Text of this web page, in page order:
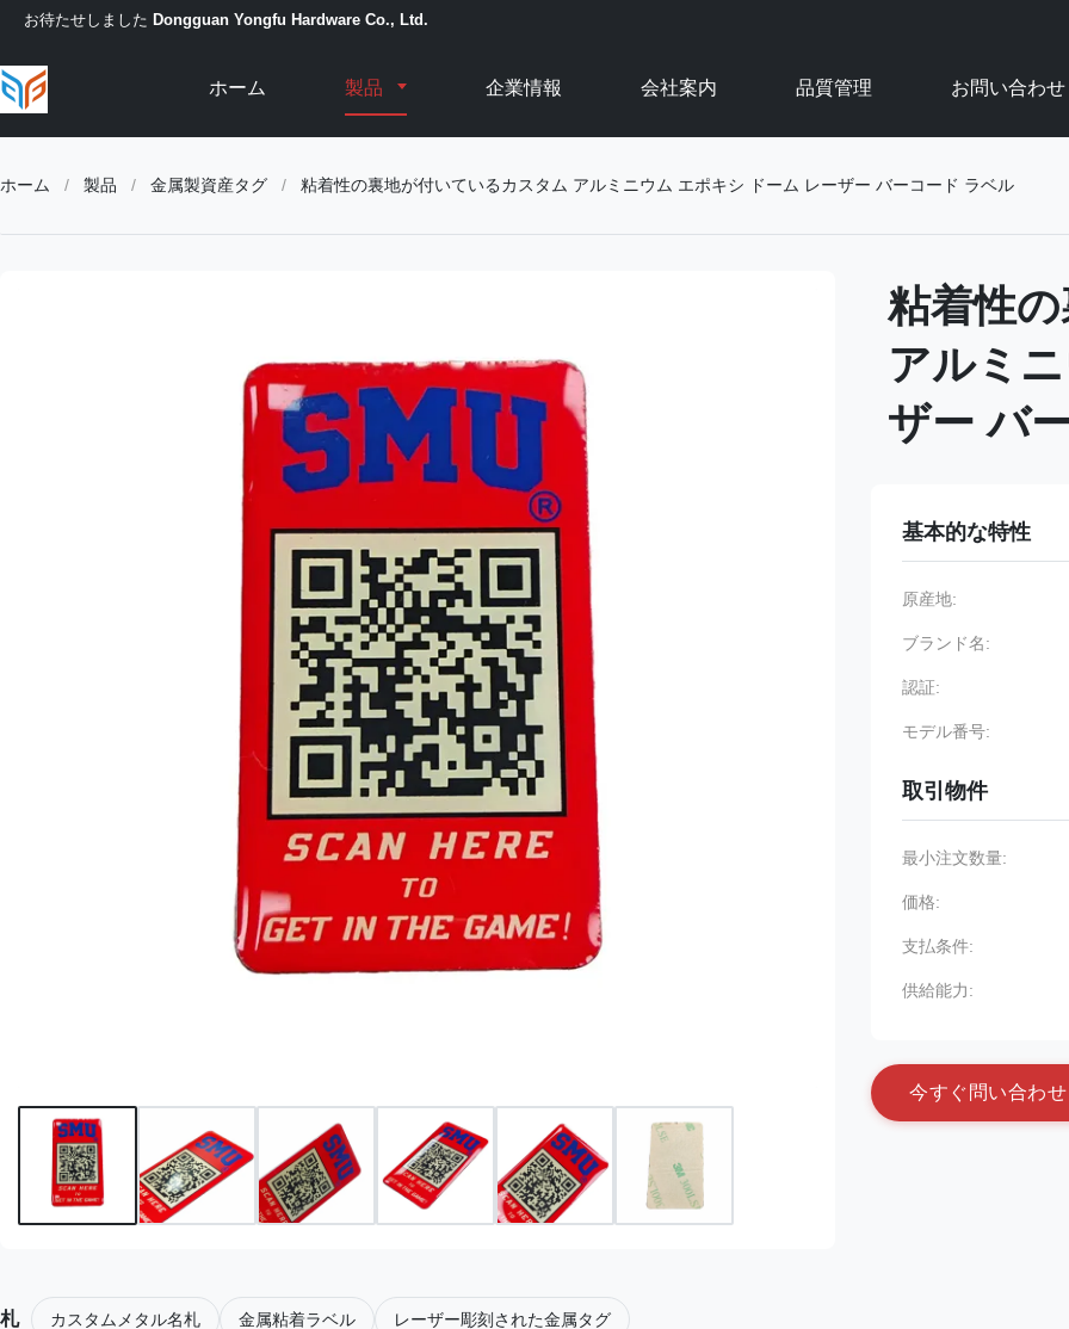
お待たせしました Dongguan Yongfu Hardware Co., Ltd.
ホーム 製品 企業情報 会社案内 品質管理 お問い合わせ
ホーム / 製品 / 金属製資産タグ / 粘着性の裏地が付いているカスタム アルミニウム エポキシ ドーム レーザー バーコード ラベル
粘着性
アルミ
ザー バ
基本的な特性
原産地:
ブランド名:
認証:
モデル番号:
取引物件
最小注文数量:
価格:
支払条件:
供給能力:
今す ぐ 問い合わせ
札 カスタムメタル名札 金属粘着ラベル レーザー彫刻された金属タグ